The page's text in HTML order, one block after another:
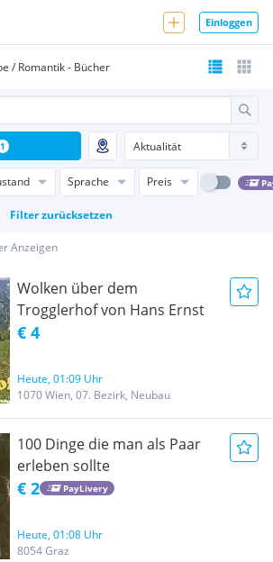
Einloggen
/ Romantik - Bücher
Sprache Preis
Filter zurücksetzen
1
Anzeigen
Wolken über dem
Trogglerhof von Hans Ernst
€ 4
Heute, 01:09 Uhr
1070 Wien, 07. Bezirk, Neubau
100 Dinge die man als Paar
erleben sollte
€ 2 PayLivery
Heute, 01:08 Uhr
8054 Graz